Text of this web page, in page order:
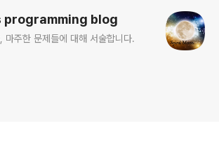
programming blog
마주한 문제들에 대해 서술합니다.